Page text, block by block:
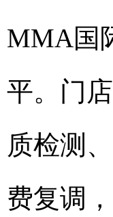
MMA国
平。门
质检测
费复调